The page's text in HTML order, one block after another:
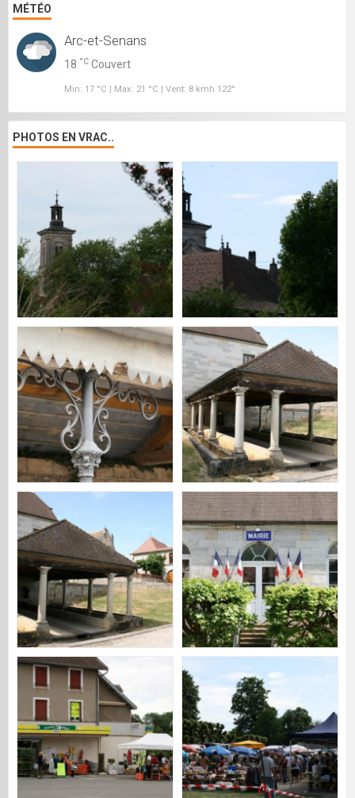
MÉTÉO
Arc-et-Senans
18 °C Couvert
Min: 17 °C | Max: 21 °C | Vent: 8 kmh 122°
PHOTOS EN VRAC..